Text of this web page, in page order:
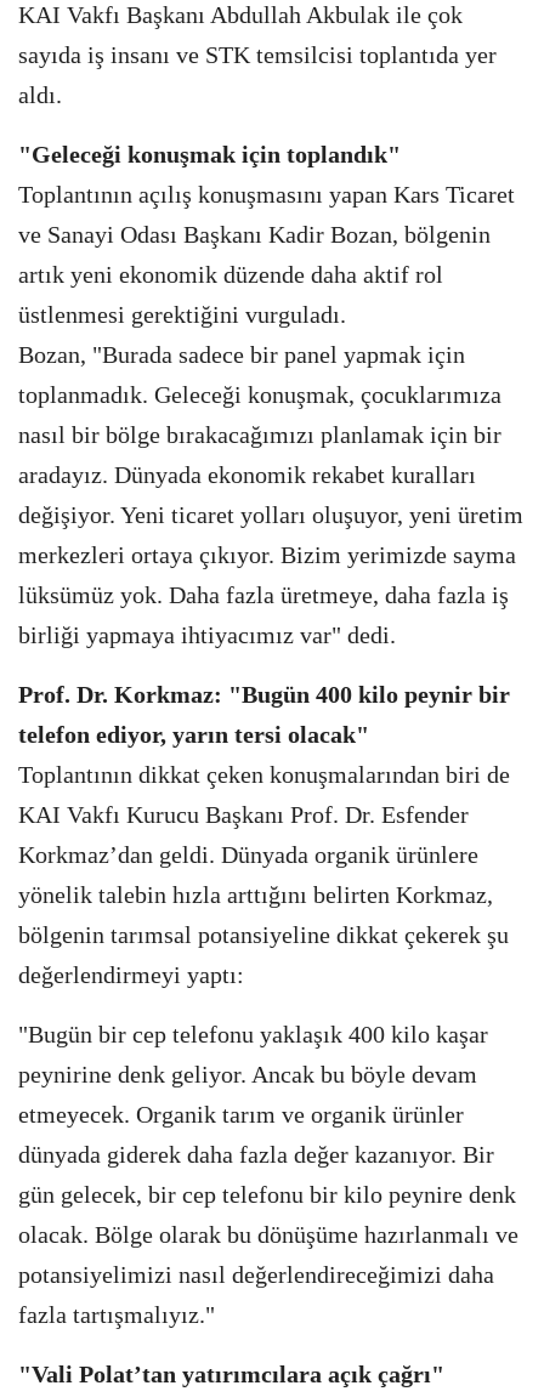
KAI Vakfı Başkanı Abdullah Akbulak ile çok
sayıda iş insanı ve STK temsilcisi toplantıda yer
aldı.
"Geleceği konuşmak için toplandık"
Toplantının açılış konuşmasını yapan Kars Ticaret
ve Sanayi Odası Başkanı Kadir Bozan, bölgenin
artık yeni ekonomik düzende daha aktif rol
üstlenmesi gerektiğini vurguladı.
Bozan, "Burada sadece bir panel yapmak için
toplanmadık. Geleceği konuşmak, çocuklarımıza
nasıl bir bölge bırakacağımızı planlamak için bir
aradayız. Dünyada ekonomik rekabet kuralları
değişiyor. Yeni ticaret yolları oluşuyor, yeni üretim
merkezleri ortaya çıkıyor. Bizim yerimizde sayma
lüksümüz yok. Daha fazla üretmeye, daha fazla iş
birliği yapmaya ihtiyacımız var" dedi.
Prof. Dr. Korkmaz: "Bugün 400 kilo peynir bir
telefon ediyor, yarın tersi olacak"
Toplantının dikkat çeken konuşmalarından biri de
KAI Vakfı Kurucu Başkanı Prof. Dr. Esfender
Korkmaz’dan geldi. Dünyada organik ürünlere
yönelik talebin hızla arttığını belirten Korkmaz,
bölgenin tarımsal potansiyeline dikkat çekerek şu
değerlendirmeyi yaptı:
"Bugün bir cep telefonu yaklaşık 400 kilo kaşar
peynirine denk geliyor. Ancak bu böyle devam
etmeyecek. Organik tarım ve organik ürünler
dünyada giderek daha fazla değer kazanıyor. Bir
gün gelecek, bir cep telefonu bir kilo peynire denk
olacak. Bölge olarak bu dönüşüme hazırlanmalı ve
potansiyelimizi nasıl değerlendireceğimizi daha
fazla tartışmalıyız."
"Vali Polat’tan yatırımcılara açık çağrı"